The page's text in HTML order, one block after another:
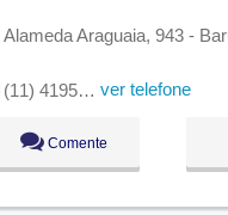
Alameda Araguaia, 943 -
(11) 4195-9239 ver telefone
Comente